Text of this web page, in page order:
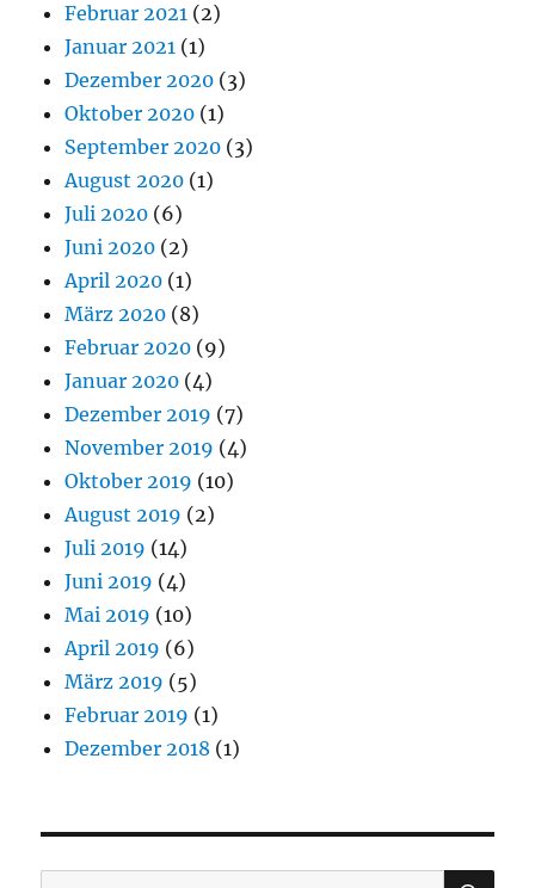
Februar 2021 (2)
Januar 2021 (1)
Dezember 2020 (3)
Oktober 2020 (1)
September 2020 (3)
August 2020 (1)
Juli 2020 (6)
Juni 2020 (2)
April 2020 (1)
März 2020 (8)
Februar 2020 (9)
Januar 2020 (4)
Dezember 2019 (7)
November 2019 (4)
Oktober 2019 (10)
August 2019 (2)
Juli 2019 (14)
Juni 2019 (4)
Mai 2019 (10)
April 2019 (6)
März 2019 (5)
Februar 2019 (1)
Dezember 2018 (1)